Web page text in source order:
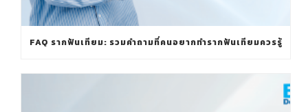
FAQ รากฟันเทียม: รวมคำถามที่คนอยากทำรากฟันเทียมควรรู้